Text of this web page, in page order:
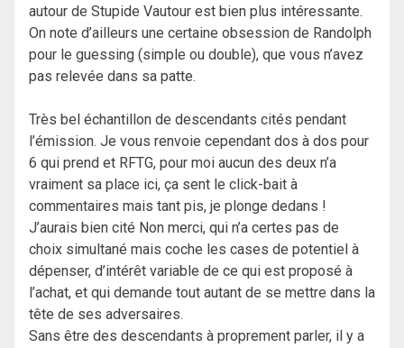
autour de Stupide Vautour est bien plus intéressante.
On note d’ailleurs une certaine obsession de Randolph
pour le guessing (simple ou double), que vous n’avez
pas relevée dans sa patte.
Très bel échantillon de descendants cités pendant
l’émission. Je vous renvoie cependant dos à dos pour
6 qui prend et RFTG, pour moi aucun des deux n’a
vraiment sa place ici, ça sent le click-bait à
commentaires mais tant pis, je plonge dedans !
J’aurais bien cité Non merci, qui n’a certes pas de
choix simultané mais coche les cases de potentiel à
dépenser, d’intérêt variable de ce qui est proposé à
l’achat, et qui demande tout autant de se mettre dans la
tête de ses adversaires.
Sans être des descendants à proprement parler, il y a